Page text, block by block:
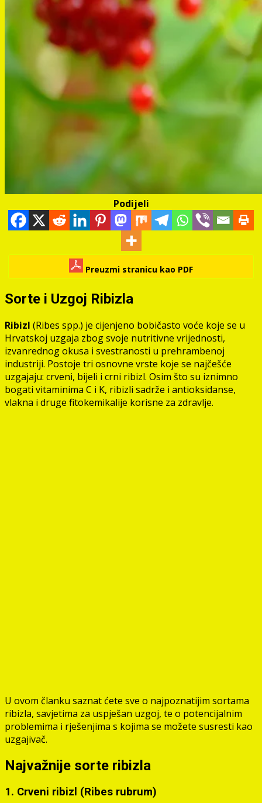
Podijeli
Preuzmi stranicu kao PDF
Sorte i Uzgoj Ribizla
Ribizl (Ribes spp.) je cijenjeno bobičasto voće koje se u
Hrvatskoj uzgaja zbog svoje nutritivne vrijednosti,
izvanrednog okusa i svestranosti u prehrambenoj
industriji. Postoje tri osnovne vrste koje se najčešće
uzgajaju: crveni, bijeli i crni ribizl. Osim što su iznimno
bogati vitaminima C i K, ribizli sadrže i antioksidanse,
vlakna i druge fitokemikalije korisne za zdravlje.
U ovom članku saznat ćete sve o najpoznatijim sortama
ribizla, savjetima za uspješan uzgoj, te o potencijalnim
problemima i rješenjima s kojima se možete susresti kao
uzgajivač.
Najvažnije sorte ribizla
1. Crveni ribizl (Ribes rubrum)